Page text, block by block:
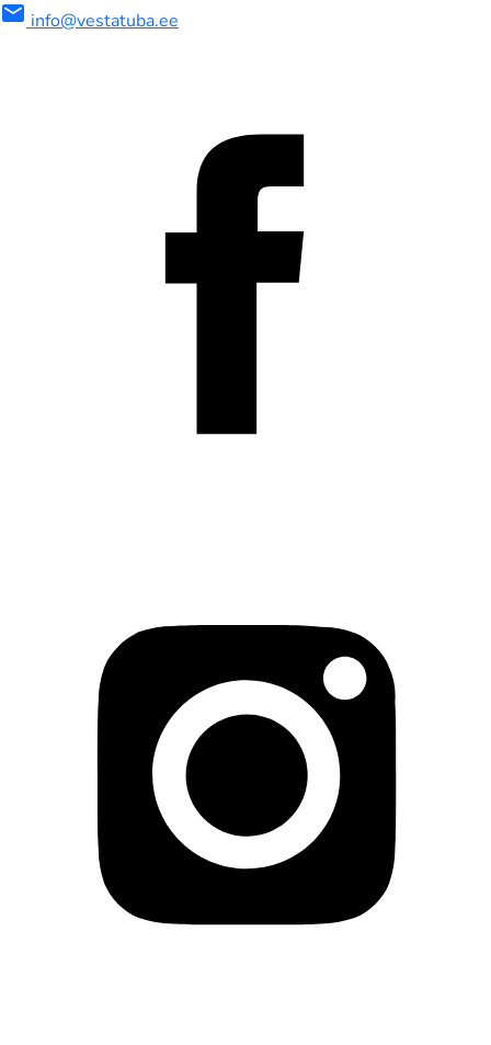
mail info@vestatuba.ee